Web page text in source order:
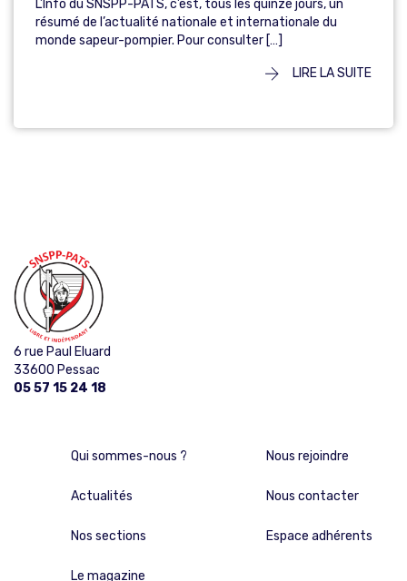
L’Info du SNSPP-PATS, c’est, tous les quinze jours, un
résumé de l’actualité nationale et internationale du
monde sapeur-pompier. Pour consulter […]
LIRE LA SUITE
6 rue Paul Eluard
33600 Pessac
05 57 15 24 18
Qui sommes-nous ?
Actualités
Nos sections
Le magazine
Nous rejoindre
Nous contacter
Espace adhérents